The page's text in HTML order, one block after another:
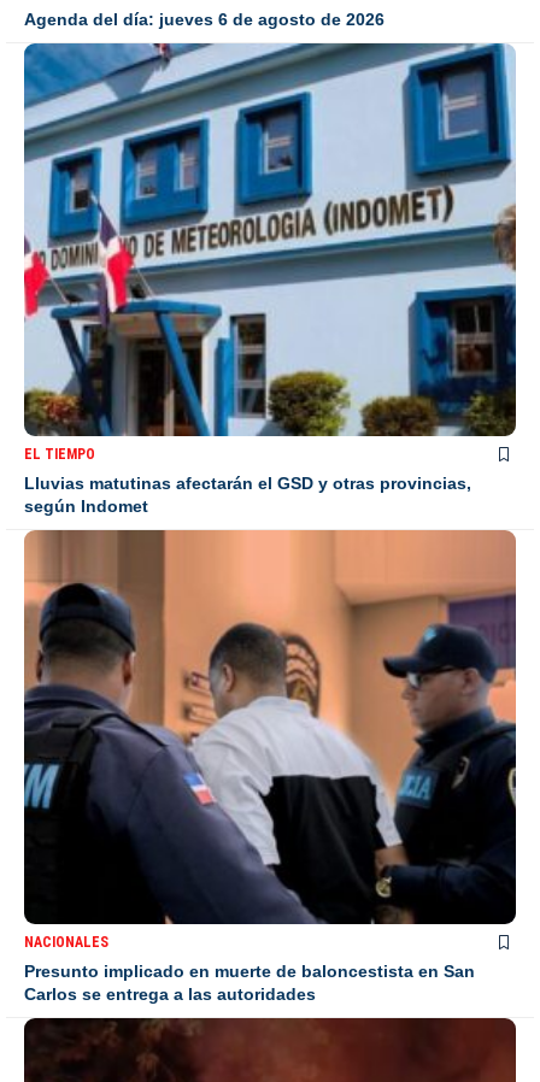
Agenda del día: jueves 6 de agosto de 2026
EL TIEMPO
Lluvias matutinas afectarán el GSD y otras provincias,
según Indomet
NACIONALES
Presunto implicado en muerte de baloncestista en San
Carlos se entrega a las autoridades